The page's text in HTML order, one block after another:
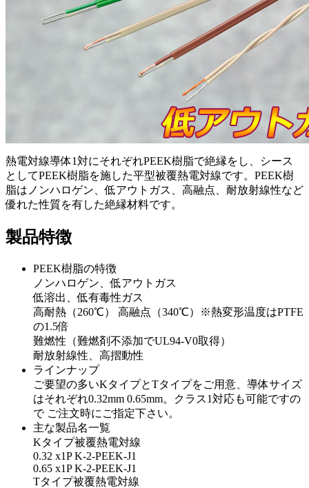
熱電対線導体1対にそれぞれPEEK樹脂で絶縁をし、シース
としてPEEK樹脂を施した平型被覆熱電対線です。PEEK樹
脂はノンハロゲン、低アウトガス、高融点、耐放射線性など
優れた性質を有した絶縁材料です。
製品特徴
PEEK樹脂の特徴
ノンハロゲン、低アウトガス
低溶出、低有毒性ガス
高耐熱（260℃） 高融点（340℃）※熱変形温度はPTFE
の1.5倍
難燃性（難燃剤不添加でUL94-V0取得）
耐放射線性、高摺動性
ラインナップ
ご要望の多いKタイプとTタイプをご用意、導体サイズ
はそれぞれ0.32mm 0.65mm。クラス1対応も可能ですの
で ご注文時にご指定下さい。
主な製品名一覧
Kタイプ被覆熱電対線
0.32 x1P K-2-PEEK-J1
0.65 x1P K-2-PEEK-J1
Tタイプ被覆熱電対線